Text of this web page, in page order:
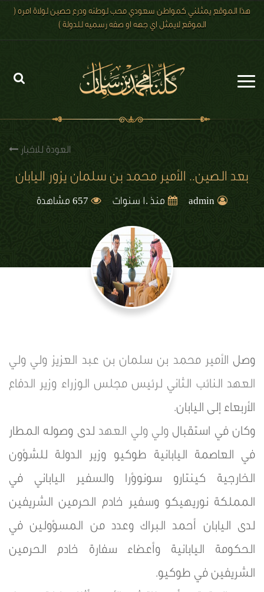
هذا الموقع يمثلني كمواطن سعودي محب لوطنه ودرع حصين لولاة امره (
الموقع لايمثل اي جهه او صفه رسميه للدولة )
رؤية 2030
العودة للاخبار
بعد الصين.. الأمير محمد بن سلمان يزور اليابان
admin منذ 10 سنوات 657 مشاهدة
وصل الأمير محمد بن سلمان بن عبد العزيز ولي ولي
العهد النائب الثاني لرئيس مجلس الوزراء وزير الدفاع
الأربعاء إلى اليابان.
وكان في استقبالولي ولي العهدلدى وصوله المطار
في العاصمة اليابانية طوكيو وزير الدولة للشؤون
الخارجية كينتارو سونوؤرا والسفير الياباني في
المملكة نوريهيكو وسفير خادم الحرمين الشريفين
لدى اليابان أحمد البراك وعدد من المسؤولين في
الحكومة اليابانية وأعضاء سفارة خادم الحرمين
الشريفين في طوكيو.